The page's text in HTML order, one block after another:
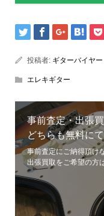
投稿者: ギターバイヤー
エレキギター
事前査定・出張
どちらも無料に
事前査定にご納得頂け
出張買取をご希望の方